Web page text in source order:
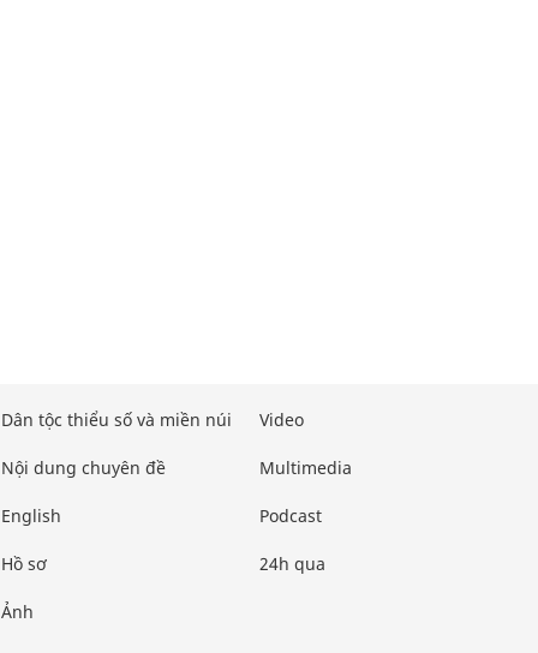
Dân tộc thiểu số và miền núi
Nội dung chuyên đề
English
Hồ sơ
Ảnh
Video
Multimedia
Podcast
24h qua